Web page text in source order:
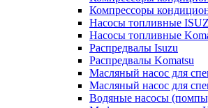
Компрессоры
Насосы топливные
Насосы топливные
Распредвалы Isuzu
Распредвалы Komatsu
Масляный насос для
Масляный насос для
Водяные насосы